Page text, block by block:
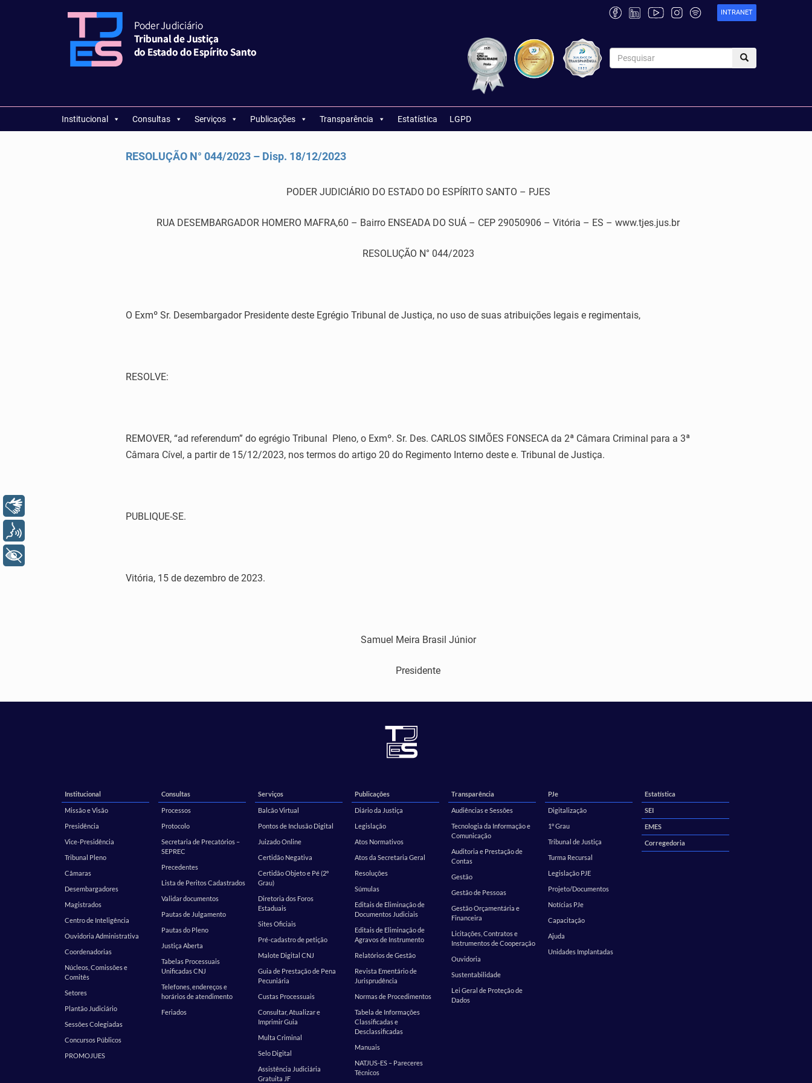
INTRANET
Institucional Consultas Serviços Publicações Transparência Estatística LGPD
RESOLUÇÃO N° 044/2023 – Disp. 18/12/2023
PODER JUDICIÁRIO DO ESTADO DO ESPÍRITO SANTO – PJES
RUA DESEMBARGADOR HOMERO MAFRA,60 – Bairro ENSEADA DO SUÁ – CEP 29050906 – Vitória – ES – www.tjes.jus.br
RESOLUÇÃO N° 044/2023
O Exmº Sr. Desembargador Presidente deste Egrégio Tribunal de Justiça, no uso de suas atribuições legais e regimentais,
RESOLVE:
REMOVER, “ad referendum” do egrégio Tribunal Pleno, o Exmº. Sr. Des. CARLOS SIMÕES FONSECA da 2ª Câmara Criminal para a 3ª
Câmara Cível, a partir de 15/12/2023, nos termos do artigo 20 do Regimento Interno deste e. Tribunal de Justiça.
PUBLIQUE-SE.
Vitória, 15 de dezembro de 2023.
Samuel Meira Brasil Júnior
Presidente
Institucional
Missão e Visão
Presidência
Vice-Presidência
Tribunal Pleno
Câmaras
Desembargadores
Magistrados
Centro de Inteligência
Ouvidoria Administrativa
Coordenadorias
Núcleos, Comissões e
Comitês
Setores
Plantão Judiciário
Sessões Colegiadas
Concursos Públicos
PROMOJUES
Consultas
Processos
Protocolo
Secretaria de Precatórios –
SEPREC
Precedentes
Lista de Peritos Cadastrados
Validar documentos
Pautas de Julgamento
Pautas do Pleno
Justiça Aberta
Tabelas Processuais
Unificadas CNJ
Telefones, endereços e
horários de atendimento
Feriados
Serviços
Balcão Virtual
Pontos de Inclusão Digital
Juizado Online
Certidão Negativa
Certidão Objeto e Pé (2º
Grau)
Diretoria dos Foros
Estaduais
Sites Oficiais
Pré-cadastro de petição
Malote Digital CNJ
Guia de Prestação de Pena
Pecuniária
Custas Processuais
Consultar, Atualizar e
Imprimir Guia
Multa Criminal
Selo Digital
Assistência Judiciária
Gratuita JF
Publicações
Diário da Justiça
Legislação
Atos Normativos
Atos da Secretaria Geral
Resoluções
Súmulas
Editais de Eliminação de
Documentos Judiciais
Editais de Eliminação de
Agravos de Instrumento
Relatórios de Gestão
Revista Ementário de
Jurisprudência
Normas de Procedimentos
Tabela de Informações
Classificadas e
Desclassificadas
Manuais
NATJUS-ES – Pareceres
Técnicos
Transparência
Audiências e Sessões
Tecnologia da Informação e
Comunicação
Auditoria e Prestação de
Contas
Gestão
Gestão de Pessoas
Gestão Orçamentária e
Financeira
Licitações, Contratos e
Instrumentos de Cooperação
Ouvidoria
Sustentabilidade
Lei Geral de Proteção de
Dados
PJe
Digitalização
1º Grau
Tribunal de Justiça
Turma Recursal
Legislação PJE
Projeto/Documentos
Notícias PJe
Capacitação
Ajuda
Unidades Implantadas
Estatística
SEI
EMES
Corregedoria